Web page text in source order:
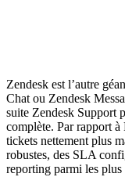
Zendesk est l’autre
Chat ou Zendesk
suite Zendesk Support
complète. Par rapport à
tickets nettement plus
robustes, des SLA
reporting parmi les